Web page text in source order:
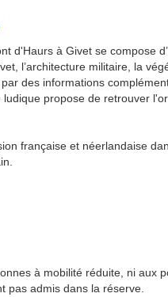
d'Haurs à Givet se compose
l’architecture militaire, la
des informations
propose de retrouver
française et néerlandaise
à mobilité réduite, ni aux
pas admis dans la réserve.